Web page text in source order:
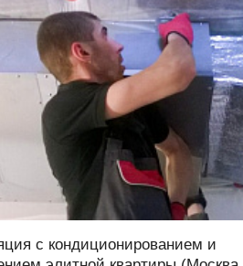
с кондиционированием и